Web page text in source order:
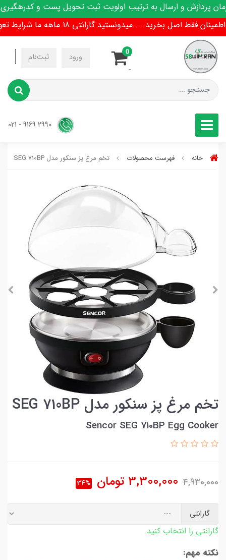
و ارسال به ترتیب اولویت ثبت تحویل پست و کدرهگیری
اصل بخرید ... میدونستید گارانتی 18 ماهه ما شرایط تعویض هم داره !
ورود ثبت‌نام
-
-
0
خانه فهرست محصولات تخم مرغ پز سنکور مدل SEG 710BP
تخم مرغ پز سنکور مدل SEG 710BP
Sencor SEG 710BP Egg Cooker
4,930,000
3,300,000 تومان 34%
گارانتی
گارانتی را انتخاب کنید.
نکته مهم: